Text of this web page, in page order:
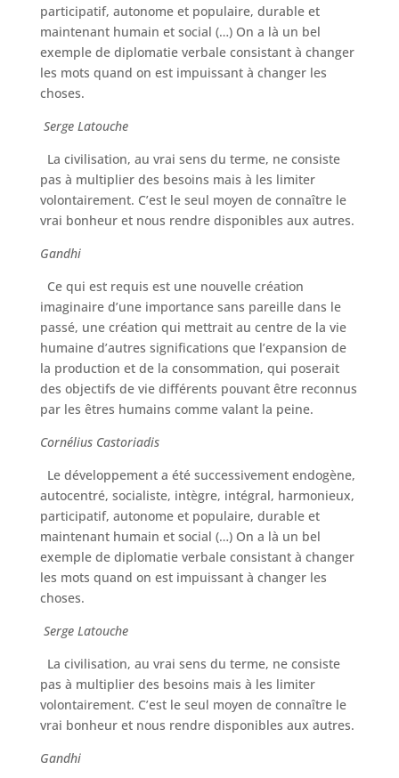
participatif, autonome et populaire, durable et
maintenant humain et social (…) On a là un bel
exemple de diplomatie verbale consistant à changer
les mots quand on est impuissant à changer les
choses.
Serge Latouche
La civilisation, au vrai sens du terme, ne consiste
pas à multiplier des besoins mais à les limiter
volontairement. C’est le seul moyen de connaître le
vrai bonheur et nous rendre disponibles aux autres.
Gandhi
Ce qui est requis est une nouvelle création
imaginaire d’une importance sans pareille dans le
passé, une création qui mettrait au centre de la vie
humaine d’autres significations que l’expansion de
la production et de la consommation, qui poserait
des objectifs de vie différents pouvant être reconnus
par les êtres humains comme valant la peine.
Cornélius Castoriadis
Le développement a été successivement endogène,
autocentré, socialiste, intègre, intégral, harmonieux,
participatif, autonome et populaire, durable et
maintenant humain et social (…) On a là un bel
exemple de diplomatie verbale consistant à changer
les mots quand on est impuissant à changer les
choses.
Serge Latouche
La civilisation, au vrai sens du terme, ne consiste
pas à multiplier des besoins mais à les limiter
volontairement. C’est le seul moyen de connaître le
vrai bonheur et nous rendre disponibles aux autres.
Gandhi